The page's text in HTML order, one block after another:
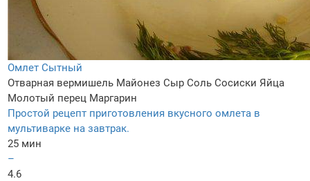
Омлет Сытный
Отварная вермишель Майонез Сыр Соль Сосиски Яйца
Молотый перец Маргарин
Простой рецепт приготовления вкусного омлета в
мультиварке на завтрак.
25 мин
–
4.6